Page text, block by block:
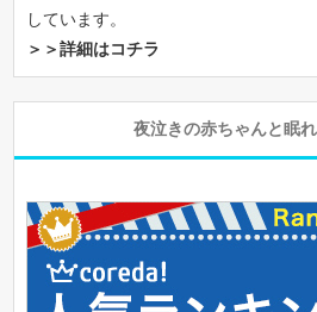
しています。
＞＞詳細はコチラ
夜泣きの赤ちゃんと眠